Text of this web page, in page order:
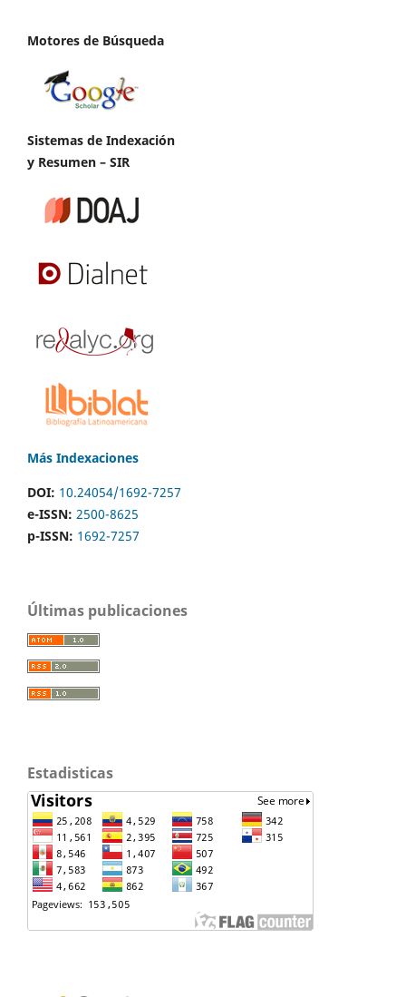
Motores de Búsqueda
Sistemas de Indexación
y Resumen – SIR
Más Indexaciones
DOI: 10.24054/1692-7257
e-ISSN: 2500-8625
p-ISSN: 1692-7257
Últimas publicaciones
Estadisticas